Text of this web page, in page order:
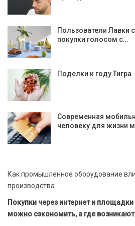
Пользователи Лавки
покупки голосом с…
Поделки к году Тигра
Современная
человеку для жизни
Как промышленное оборудование
производства
Покупки через интернет и
можно сэкономить, а где